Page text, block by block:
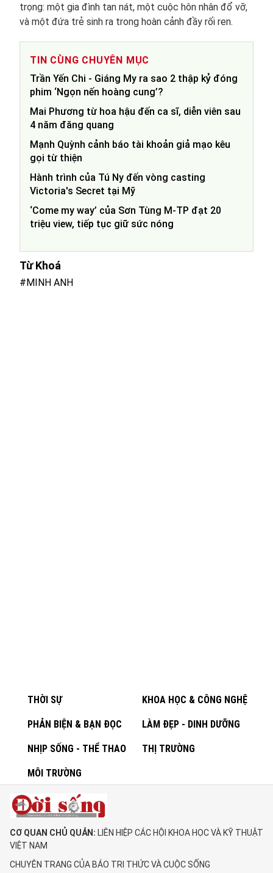
trọng: một gia đình tan nát, một cuộc hôn nhân đổ vỡ,
và một đứa trẻ sinh ra trong hoàn cảnh đầy rối ren.
TIN CÙNG CHUYÊN MỤC
Trần Yến Chi - Giáng My ra sao 2 thập kỷ đóng
phim ‘Ngọn nến hoàng cung’?
Mai Phương từ hoa hậu đến ca sĩ, diễn viên sau
4 năm đăng quang
Mạnh Quỳnh cảnh báo tài khoản giả mạo kêu
gọi từ thiện
Hành trình của Tú Ny đến vòng casting
Victoria's Secret tại Mỹ
‘Come my way’ của Sơn Tùng M-TP đạt 20
triệu view, tiếp tục giữ sức nóng
Từ Khoá
#MINH ANH
THỜI SỰ KHOA HỌC & CÔNG NGHỆ
PHẢN BIỆN & BẠN ĐỌC LÀM ĐẸP - DINH DƯỠNG
NHỊP SỐNG - THỂ THAO THỊ TRƯỜNG
MÔI TRƯỜNG
CƠ QUAN CHỦ QUẢN: LIÊN HIỆP CÁC HỘI KHOA HỌC VÀ KỸ THUẬT
VIỆT NAM
CHUYÊN TRANG CỦA BÁO TRI THỨC VÀ CUỘC SỐNG